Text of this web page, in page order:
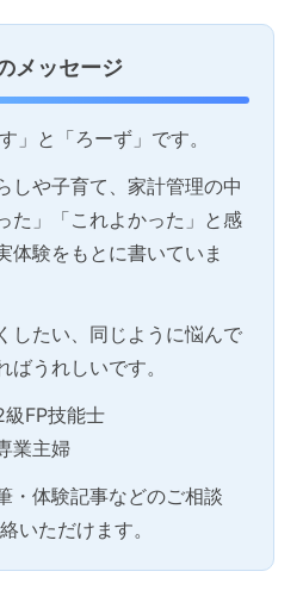
メッセージ
」と「ろーず」です。
しや子育て、家計管理の中
た」「これよかった」と感
体験をもとに書いていま
したい、同じように悩んで
うれしいです。
FP技能士
業主婦
・体験記事などのご相談
いただけます。